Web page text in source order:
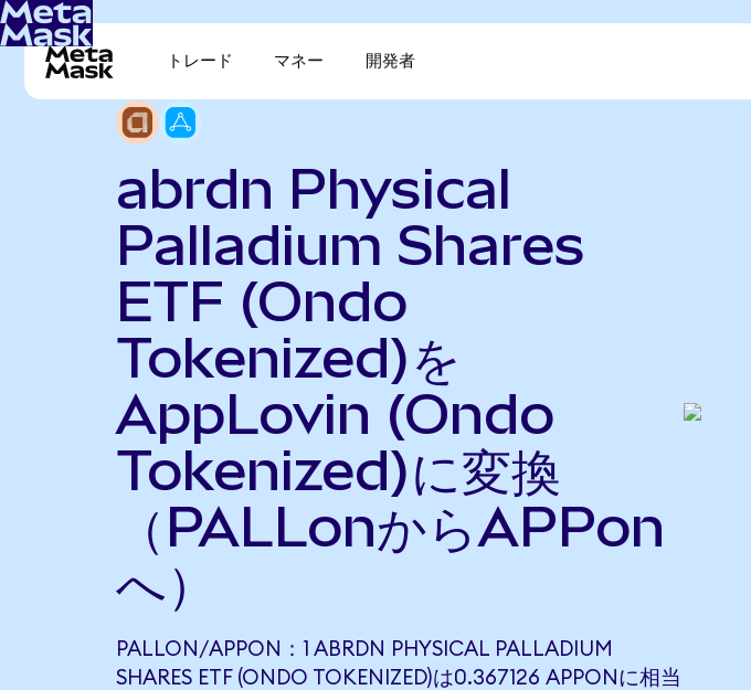
トレード マネー 開発者
abrdn Physical
Palladium Shares
ETF (Ondo
Tokenized)を
AppLovin (Ondo
Tokenized)に変換
（PALLonからAPPon
へ）
PALLON/APPON：1 ABRDN PHYSICAL PALLADIUM
SHARES ETF (ONDO TOKENIZED)は0.367126 APPONに相当